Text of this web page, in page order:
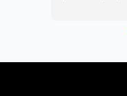
di avervi scelto
spenta a 89